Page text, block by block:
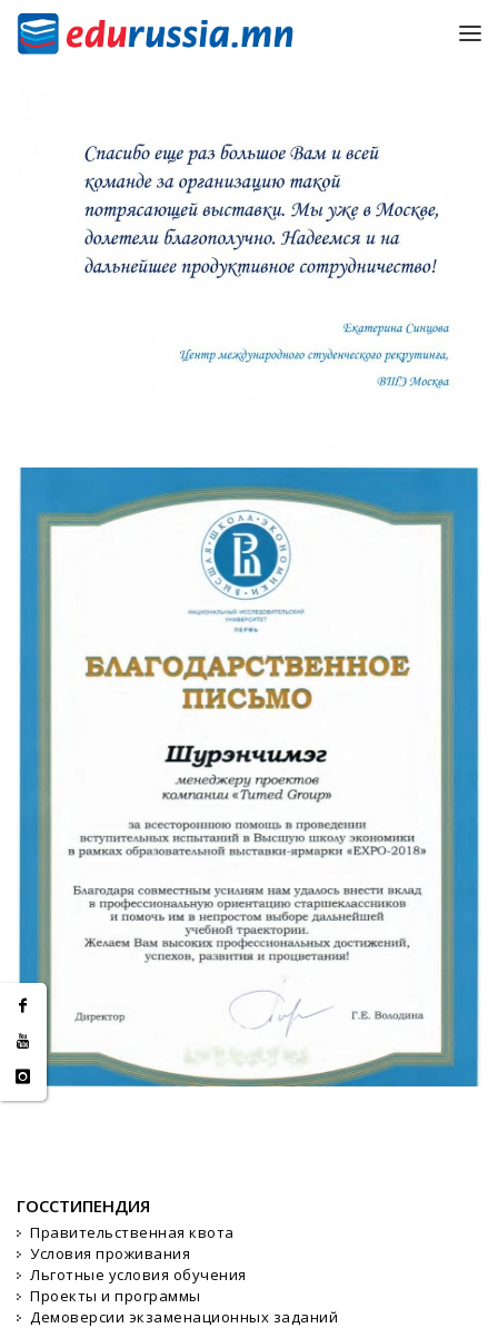
ГОССТИПЕНДИЯ
Правительственная квота
Условия проживания
Льготные условия обучения
Проекты и программы
Демоверсии экзаменационных заданий